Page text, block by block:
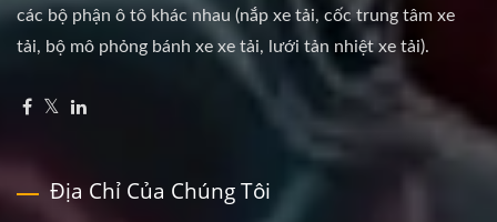
các bộ phận ô tô khác nhau (nắp xe tải, cốc trung tâm xe
tải, bộ mô phỏng bánh xe xe tải, lưới tản nhiệt xe tải).
Địa Chỉ Của Chúng Tôi